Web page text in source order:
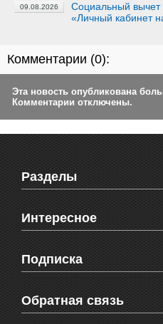
09.08.2026
Социальный вычет
«Личный кабинет
Комментарии (0):
Эта новость опубликована
Комментарии отключены.
Разделы
Новости Феодосии
Новости Крыма
Мировые новости
Объявления
Здоровье
СМС мнения читателей
Интересное
Видео о Феодосии
Веб-камеры Феодосии
Блоги феодосийцев
Школы Феодосии
Подписка
Печатная версия газеты
RSS
Обратная связь